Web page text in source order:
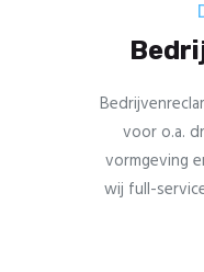
voor o.a.
vormgeving
wij full-